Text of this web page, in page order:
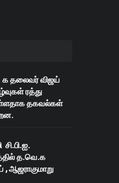
தலைவர் விஜய்
ரத்து
தகவல்கள்
த.வெ.க
ஆஜராகுமாறு